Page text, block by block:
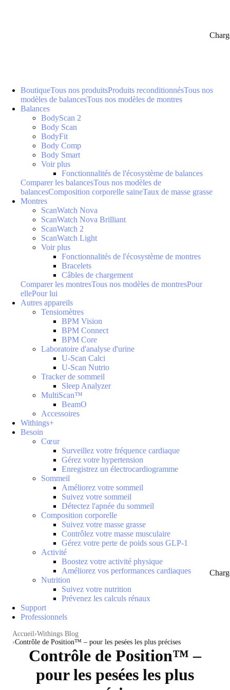
BoutiqueTous nos produitsProduits reconditionnésTous nos
modèles de balancesTous nos modèles de montres
Balances
BodyScan 2
Body Scan
BodyFit
Body Comp
Body Smart
Voir plus
Fonctionnalités de l'écosystème de balances
Comparer les balancesTous nos modèles de
balancesComposition corporelle saineTaux de masse grasse
Montres
ScanWatch Nova
ScanWatch Nova Brilliant
ScanWatch 2
ScanWatch Light
Voir plus
Fonctionnalités de l'écosystème de montres
Bracelets
Câbles de chargement
Comparer les montresTous nos modèles de montresPour
ellePour lui
Autres appareils
Tensiomètres
BPM Vision
BPM Connect
BPM Core
Laboratoire d'analyse d'urine
U-Scan Calci
U-Scan Nutrio
Tracker de sommeil
Sleep Analyzer
MultiScan™
BeamO
Accessoires
Withings+
Besoin
Cœur
Surveillez votre fréquence cardiaque
Gérez votre hypertension
Enregistrez un électrocardiogramme
Sommeil
Améliorez votre sommeil
Suivez votre sommeil
Détectez l'apnée du sommeil
Composition corporelle
Suivez votre masse grasse
Contrôlez votre masse musculaire
Gérez votre perte de poids sous GLP-1
Activité
Boostez votre activité physique
Améliorez vos performances cardiaques
Nutrition
Suivez votre nutrition
Prévenez les calculs rénaux
Support
Professionnels
Accueil Withings Blog
Contrôle de Position™ – pour les pesées les plus précises
Contrôle de Position™ –
pour les pesées les plus